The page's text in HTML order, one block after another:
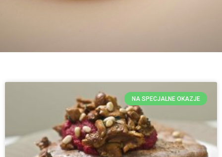
NA SPECJALNE OKAZJE